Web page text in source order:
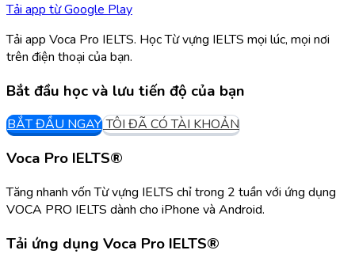
Tải app từGoogle Play
Tải app Voca Pro IELTS. Học Từ vựng IELTS mọi lúc, mọi nơi
trên điện thoại của bạn.
Bắt đầu học và lưu tiến độ của bạn
BẮT ĐẦU NGAY TÔI ĐÃ CÓ TÀI KHOẢN
Voca Pro IELTS®
Tăng nhanh vốn Từ vựng IELTS chỉ trong 2 tuần với ứng dụng
VOCA PRO IELTS dành cho iPhone và Android.
Tải ứng dụng Voca Pro IELTS®